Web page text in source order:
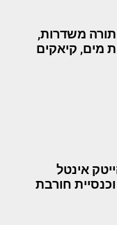
תורה משדרות,
מים, קיאקים
אינטל
חורבת